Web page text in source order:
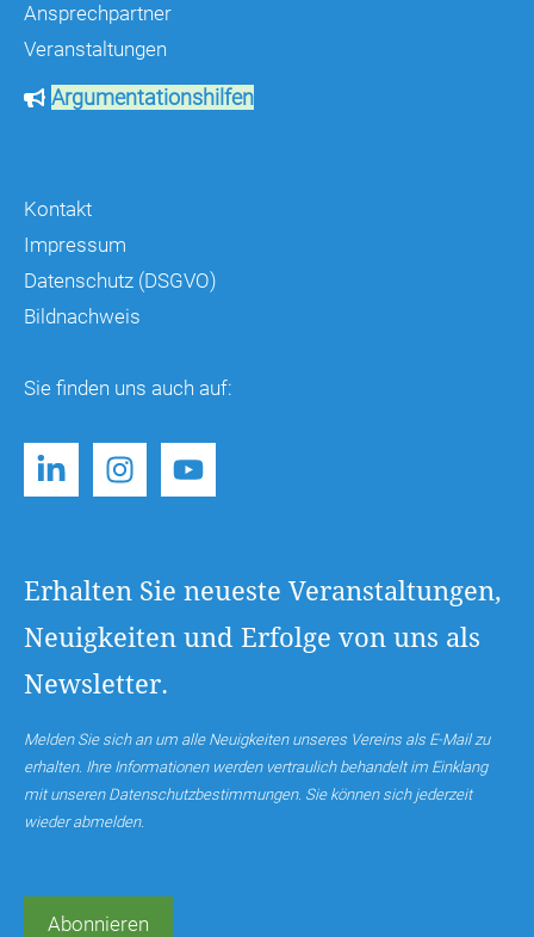
Ansprechpartner
Veranstaltungen
Argumentationshilfen
Kontakt
Impressum
Datenschutz (DSGVO)
Bildnachweis
Sie finden uns auch auf:
Erhalten Sie neueste Veranstaltungen,
Neuigkeiten und Erfolge von uns als
Newsletter.
Melden Sie sich an um alle Neuigkeiten unseres Vereins als E-Mail zu
erhalten. Ihre Informationen werden vertraulich behandelt im Einklang
mit unseren Datenschutzbestimmungen. Sie können sich jederzeit
wieder abmelden.
Abonnieren